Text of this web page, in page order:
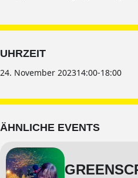
UHRZEIT
24. November 202314:00-18:00
ÄHNLICHE EVENTS